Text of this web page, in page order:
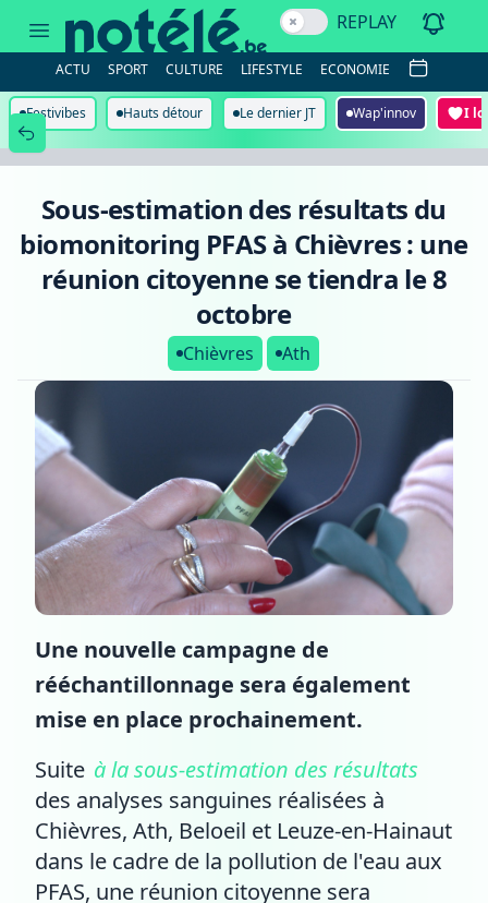
estimation
biomonitoring
PFAS
Chièvres
:
réunion
citoyenne
tiendra
REPLAY
ACTU SPORT CULTURE LIFESTYLE ECONOMIE
Festivibes Hauts détour Le dernier JT Wap'innov I
Sous-estimation des résultats du
biomonitoring PFAS à Chièvres : une
réunion citoyenne se tiendra le 8
octobre
Chièvres Ath
Une nouvelle campagne de
rééchantillonnage sera également
mise en place prochainement.
Suite à la sous-estimation des résultats
des analyses sanguines réalisées à
Chièvres, Ath, Beloeil et Leuze-en-Hainaut
dans le cadre de la pollution de l'eau aux
PFAS, une réunion citoyenne sera